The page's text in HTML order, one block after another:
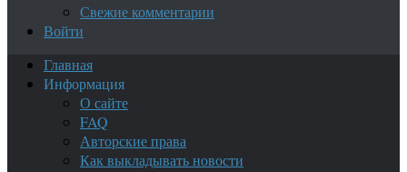
Свежие комментарии
Войти
Главная
Информация
О сайте
FAQ
Авторские права
Как выкладывать новости